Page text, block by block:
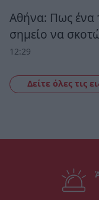
Αθήνα: Πως ένα
σημείο να
12:29
Δείτε όλες τις